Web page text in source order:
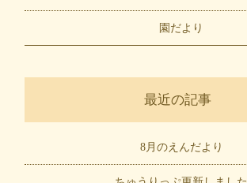
園だより
最近の記事
8月のえんだより